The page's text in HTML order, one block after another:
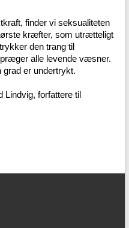
finder vi seksualiteten
kræfter, som utrætteligt
den trang til
alle levende væsner.
er undertrykt.
Lindvig, forfattere til